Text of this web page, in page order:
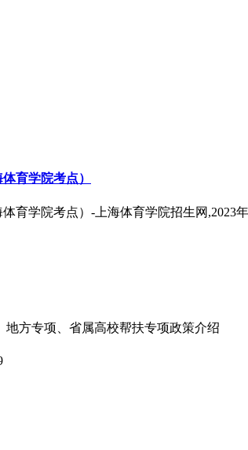
育学院考点）
育学院考点）-上海体育学院招生网
地方专项、省属高校帮扶专项政策介绍